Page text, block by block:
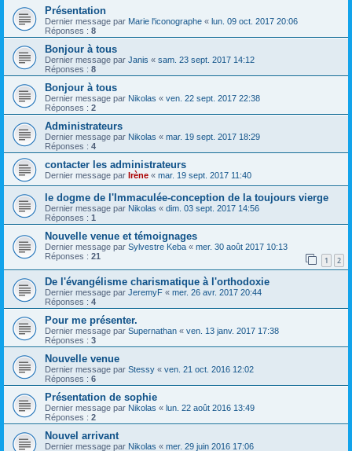
Présentation
Dernier message par Marie l'iconographe « lun. 09 oct. 2017 20:06
Réponses : 8
Bonjour à tous
Dernier message par Janis « sam. 23 sept. 2017 14:12
Réponses : 8
Bonjour à tous
Dernier message par Nikolas « ven. 22 sept. 2017 22:38
Réponses : 2
Administrateurs
Dernier message par Nikolas « mar. 19 sept. 2017 18:29
Réponses : 4
contacter les administrateurs
Dernier message par Irène « mar. 19 sept. 2017 11:40
le dogme de l'Immaculée-conception de la toujours vierge
Dernier message par Nikolas « dim. 03 sept. 2017 14:56
Réponses : 1
Nouvelle venue et témoignages
Dernier message par Sylvestre Keba « mer. 30 août 2017 10:13
Réponses : 21 1 2
De l'évangélisme charismatique à l'orthodoxie
Dernier message par JeremyF « mer. 26 avr. 2017 20:44
Réponses : 4
Pour me présenter.
Dernier message par Supernathan « ven. 13 janv. 2017 17:38
Réponses : 3
Nouvelle venue
Dernier message par Stessy « ven. 21 oct. 2016 12:02
Réponses : 6
Présentation de sophie
Dernier message par Nikolas « lun. 22 août 2016 13:49
Réponses : 2
Nouvel arrivant
Dernier message par Nikolas « mer. 29 juin 2016 17:06